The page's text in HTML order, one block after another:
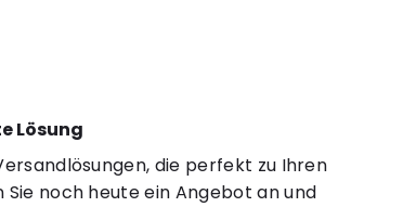
Lösung
die perfekt zu Ihren
noch heute ein Angebot an und